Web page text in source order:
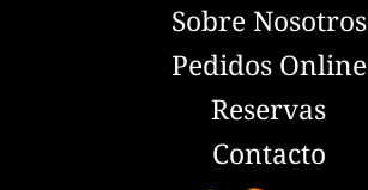
Sobre Nosotros
Pedidos Online
Reservas
Contacto